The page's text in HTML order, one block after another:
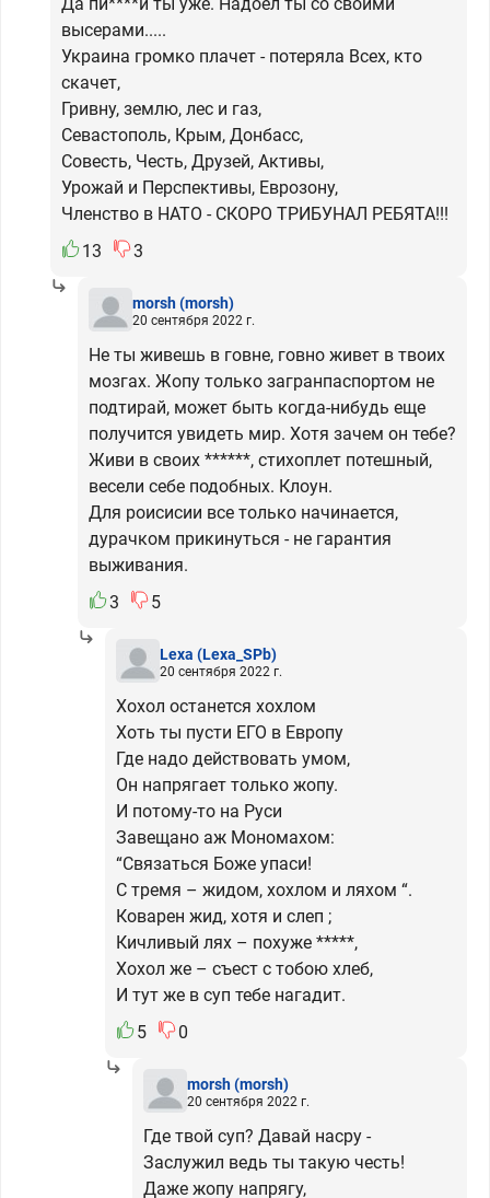
высерами.....
Украина громко плачет - потеряла Всех, кто
скачет,
Гривну, землю, лес и газ,
Севастополь, Крым, Донбасс,
Совесть, Честь, Друзей, Активы,
Урожай и Перспективы, Еврозону,
Членство в НАТО - СКОРО ТРИБУНАЛ РЕБЯТА!!!
13
3
morsh(morsh)
20 сентября 2022 г.
Не ты живешь в говне, говно живет в твоих
мозгах. Жопу только загранпаспортом не
подтирай, может быть когда-нибудь еще
получится увидеть мир. Хотя зачем он тебе?
Живи в своих ******, стихоплет потешный,
весели себе подобных. Клоун.
Для роисисии все только начинается,
дурачком прикинуться - не гарантия
выживания.
3
5
Lexa (Lexa_SPb)
20 сентября 2022 г.
Хохол останется хохлом
Хоть ты пусти ЕГО в Европу
Где надо действовать умом,
Он напрягает только жопу.
И потому-то на Руси
Завещано аж Мономахом:
“Связаться Боже упаси!
С тремя – жидом, хохлом и ляхом “.
Коварен жид, хотя и слеп ;
Кичливый лях – похуже *****,
Хохол же – съест с тобою хлеб,
И тут же в суп тебе нагадит.
5
0
morsh(morsh)
20 сентября 2022 г.
Где твой суп? Давай насру -
Заслужил ведь ты такую честь!
Даже жопу напрягу,